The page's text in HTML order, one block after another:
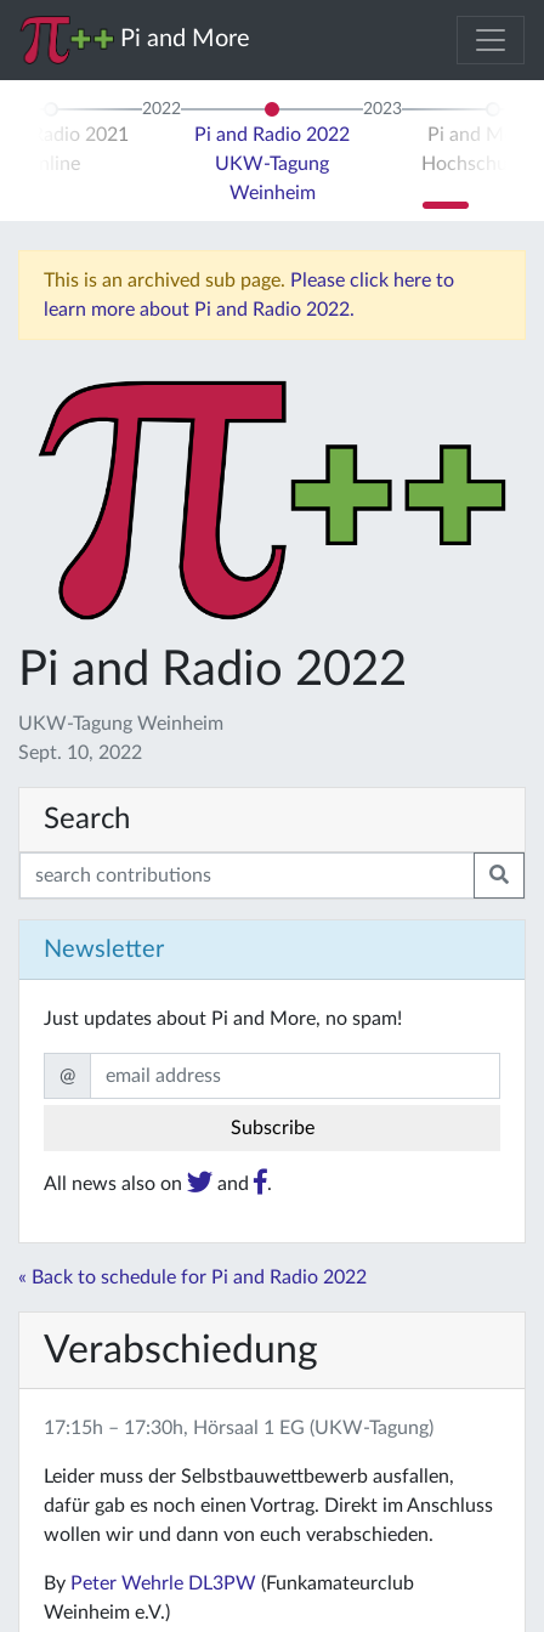
Pi and More
Radio 2021
Online
2022
Pi and Radio 2022
UKW-Tagung
Weinheim
2023
Pi and More
Hochschule
This is an archived sub page. Please click here to
learn more about Pi and Radio 2022.
Pi and Radio 2022
UKW-Tagung Weinheim
Sept. 10, 2022
Search
Newsletter
Just updates about Pi and More, no spam!
@
All news also on and .
« Back to schedule for Pi and Radio 2022
Verabschiedung
17:15h – 17:30h, Hörsaal 1 EG (UKW-Tagung)
Leider muss der Selbstbauwettbewerb ausfallen,
dafür gab es noch einen Vortrag. Direkt im Anschluss
wollen wir und dann von euch verabschieden.
By Peter Wehrle DL3PW (Funkamateurclub
Weinheim e.V.)